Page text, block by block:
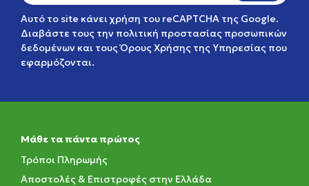
Αυτό το site κάνει χρήση του reCAPTCHA της Google.
Διαβάστε τους την πολιτική προστασίας προσωπικών
δεδομένων και τουςΌρους Χρήσης της Υπηρεσίας που
εφαρμόζονται.
Μάθε τα πάντα πρώτος
Τρόποι Πληρωμής
Αποστολές & Επιστροφές στην Ελλάδα